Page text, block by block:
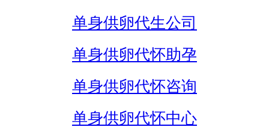
单身供卵代生公司
单身供卵代怀助孕
单身供卵代怀咨询
单身供卵代怀中心